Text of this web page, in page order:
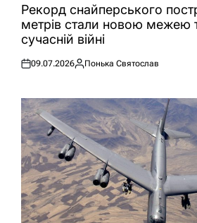
УРекорд снайперського
метрів стали новою межею
сучасній війні
Оприлюднено
09.07.2026
Опубліковано
Понька Святослав